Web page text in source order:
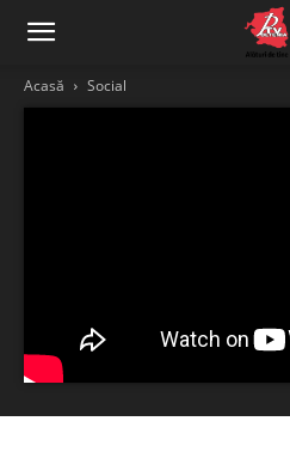
Acasă Social